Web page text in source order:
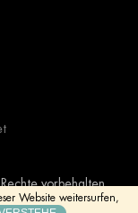
Website weitersurfen,
vorbehalten.